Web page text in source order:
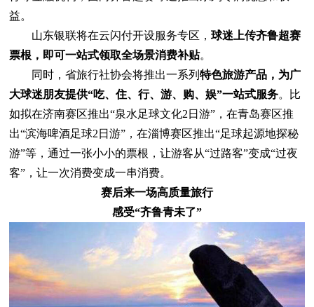
益。
山东银联将在云闪付开设服务专区，球迷上传齐鲁超赛
票根，即可一站式领取全场景消费补贴。
同时，省旅行社协会将推出一系列特色旅游产品，为广
大球迷朋友提供“吃、住、行、游、购、娱”一站式服务。比
如拟在济南赛区推出“泉水足球文化2日游”，在青岛赛区推
出“滨海啤酒足球2日游”，在淄博赛区推出“足球起源地探秘
游”等，通过一张小小的票根，让游客从“过路客”变成“过夜
客”，让一次消费变成一串消费。
赛后来一场高质量旅行
感受“齐鲁青未了”